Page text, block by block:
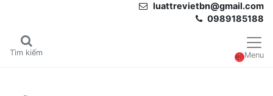
luattrevietbn@gmail.com
0989185188
Tìm kiếm Menu